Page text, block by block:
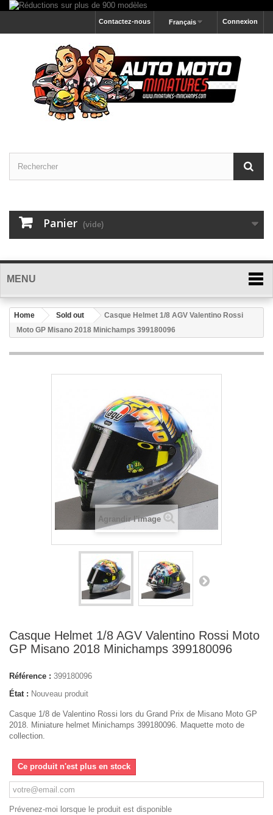
Connexion
Français
Contactez-nous
Panier (vide)
MENU
Home Sold out
Casque Helmet 1/8 AGV Valentino Rossi
Moto GP Misano 2018 Minichamps 399180096
Agrandir l'image
Casque Helmet 1/8 AGV Valentino Rossi Moto
GP Misano 2018 Minichamps 399180096
Référence : 399180096
État : Nouveau produit
Casque 1/8 de Valentino Rossi lors du Grand Prix de Misano Moto GP
2018. Miniature helmet Minichamps 399180096. Maquette moto de
collection.
Ce produit n'est plus en stock
Prévenez-moi lorsque le produit est disponible